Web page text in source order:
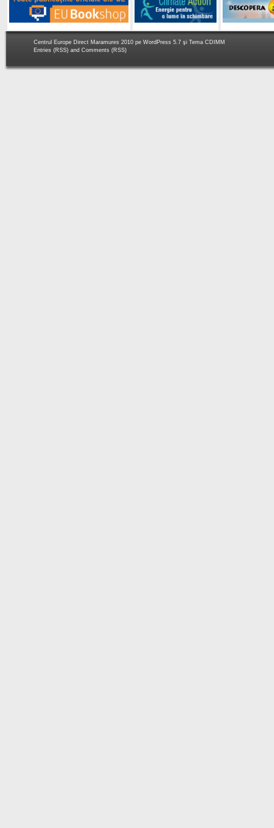
Centrul Europe Direct Maramures 2010 pe WordPress 5.7 şi Tema CDIMM
Entries (RSS) and Comments (RSS)